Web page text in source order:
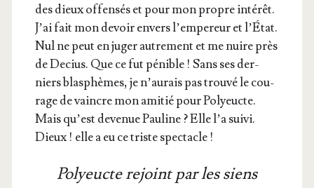
des dieux offen­sés et pour mon propre inté­rêt.
J’ai fait mon devoir envers l’empereur et l’É­tat.
Nul ne peut en juger autre­ment et me nuire près
de Decius. Que ce fut pénible ! Sans ses der­
niers blas­phèmes, je n’au­rais pas trou­vé le cou­
rage de vaincre mon ami­tié pour Poly­eucte.
Mais qu’est deve­nue Pau­line ? Elle l’a sui­vi.
Dieux ! elle a eu ce triste spectacle !
Polyeucte rejoint par les siens